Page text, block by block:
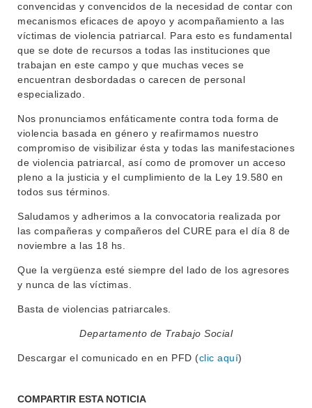
convencidas y convencidos de la necesidad de contar con
mecanismos eficaces de apoyo y acompañamiento a las
víctimas de violencia patriarcal. Para esto es fundamental
que se dote de recursos a todas las instituciones que
trabajan en este campo y que muchas veces se
encuentran desbordadas o carecen de personal
especializado.
Nos pronunciamos enfáticamente contra toda forma de
violencia basada en género y reafirmamos nuestro
compromiso de visibilizar ésta y todas las manifestaciones
de violencia patriarcal, así como de promover un acceso
pleno a la justicia y el cumplimiento de la Ley 19.580 en
todos sus términos.
Saludamos y adherimos a la convocatoria realizada por
las compañeras y compañeros del CURE para el día 8 de
noviembre a las 18 hs.
Que la vergüenza esté siempre del lado de los agresores
y nunca de las víctimas.
Basta de violencias patriarcales.
Departamento de Trabajo Social
Descargar el comunicado en en PFD (clic aquí)
COMPARTIR ESTA NOTICIA